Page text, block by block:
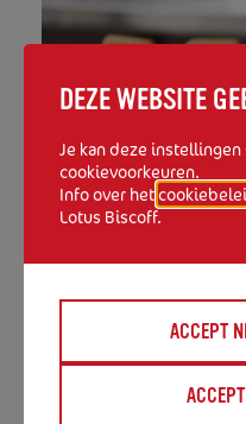
BAKKERS
DEZE WEBSITE
Je kan deze
cookievoorkeuren.
Info over het
Lotus Biscoff.
ACCEPT